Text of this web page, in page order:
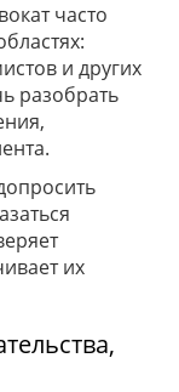
часто
и других
разобрать
их